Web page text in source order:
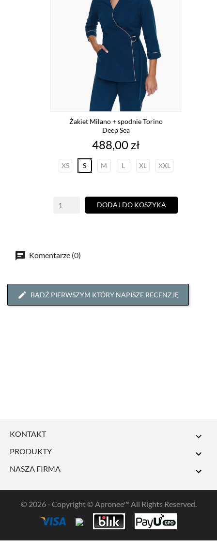
Żakiet Milano + spodnie Torino
Deep Sea
Cena
488,00 zł
XS S M L XL XXL
DODAJ DO KOSZYKA
Komentarze (0)
BĄDŹ PIERWSZYM KTÓRY NAPISZE RECENZJĘ
KONTAKT 
PRODUKTY 
NASZA FIRMA 
© 2026 - Copyright © Apronee™ All Rights Reserved.